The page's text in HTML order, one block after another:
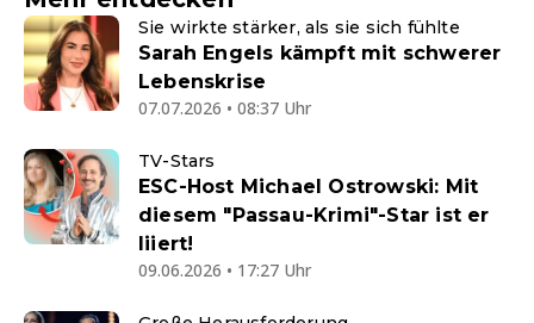
Sie wirkte stärker, als sie sich fühlte
Sarah Engels kämpft mit schwerer
Lebenskrise
07.07.2026 • 08:37 Uhr
TV-Stars
ESC-Host Michael Ostrowski: Mit
diesem "Passau-Krimi"-Star ist er
liiert!
09.06.2026 • 17:27 Uhr